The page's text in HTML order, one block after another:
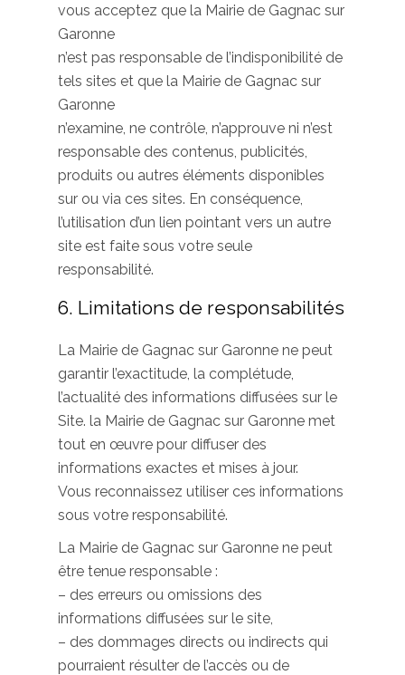
vous acceptez que la Mairie de Gagnac sur
Garonne
n’est pas responsable de l’indisponibilité de
tels sites et que la Mairie de Gagnac sur
Garonne
n’examine, ne contrôle, n’approuve ni n’est
responsable des contenus, publicités,
produits ou autres éléments disponibles
sur ou via ces sites. En conséquence,
l’utilisation d’un lien pointant vers un autre
site est faite sous votre seule
responsabilité.
6. Limitations de responsabilités
La Mairie de Gagnac sur Garonne ne peut
garantir l’exactitude, la complétude,
l’actualité des informations diffusées sur le
Site. la Mairie de Gagnac sur Garonne met
tout en œuvre pour diffuser des
informations exactes et mises à jour.
Vous reconnaissez utiliser ces informations
sous votre responsabilité.
La Mairie de Gagnac sur Garonne ne peut
être tenue responsable :
– des erreurs ou omissions des
informations diffusées sur le site,
– des dommages directs ou indirects qui
pourraient résulter de l’accès ou de